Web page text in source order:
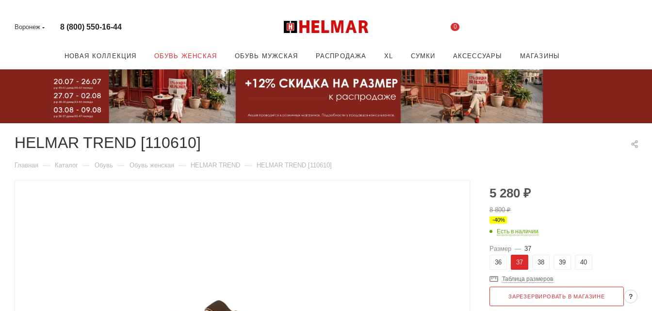
Воронеж 8 (800) 550-16-44 0
НОВАЯ КОЛЛЕКЦИЯ ОБУВЬ ЖЕНСКАЯ ОБУВЬ МУЖСКАЯ РАСПРОДАЖА XL СУМКИ АКСЕССУАРЫ МАГАЗИНЫ
HELMAR TREND [110610]
Главная — Каталог — Обувь — Обувь женская — HELMAR TREND — HELMAR TREND [110610]
5 280 ₽
8 800₽
-40%
Есть в наличии
Размер — 37
36
37 38 39 40
Таблица размеров
ЗАРЕЗЕРВИРОВАТЬ В МАГАЗИНЕ ?